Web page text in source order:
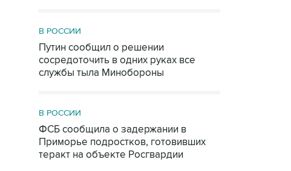
В РОССИИ
Путин сообщил о решении
сосредоточить в одних руках все
службы тыла Минобороны
В РОССИИ
ФСБ сообщила о задержании в
Приморье подростков, готовивших
теракт на объекте Росгвардии